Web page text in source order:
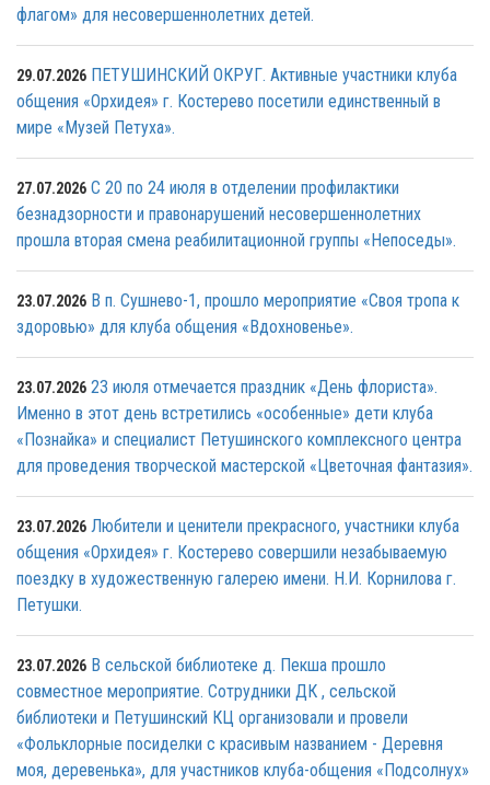
флагом» для несовершеннолетних детей.
29.07.2026 ПЕТУШИНСКИЙ ОКРУГ. Активные участники клуба
общения «Орхидея» г. Костерево посетили единственный в
мире «Музей Петуха».
27.07.2026 С 20 по 24 июля в отделении профилактики
безнадзорности и правонарушений несовершеннолетних
прошла вторая смена реабилитационной группы «Непоседы».
23.07.2026 В п. Сушнево-1, прошло мероприятие «Своя тропа к
здоровью» для клуба общения «Вдохновенье».
23.07.2026 23 июля отмечается праздник «День флориста».
Именно в этот день встретились «особенные» дети клуба
«Познайка» и специалист Петушинского комплексного центра
для проведения творческой мастерской «Цветочная фантазия».
23.07.2026 Любители и ценители прекрасного, участники клуба
общения «Орхидея» г. Костерево совершили незабываемую
поездку в художественную галерею имени. Н.И. Корнилова г.
Петушки.
23.07.2026 В сельской библиотеке д. Пекша прошло
совместное мероприятие. Сотрудники ДК , сельской
библиотеки и Петушинский КЦ организовали и провели
«Фольклорные посиделки с красивым названием - Деревня
моя, деревенька», для участников клуба-общения «Подсолнух»